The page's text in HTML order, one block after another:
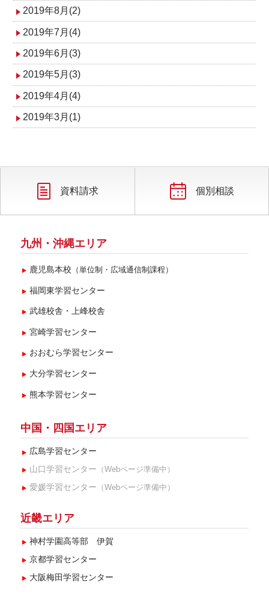
2019年8月(2)
2019年7月(4)
2019年6月(3)
2019年5月(3)
2019年4月(4)
2019年3月(1)
資料請求 個別相談
九州・沖縄エリア
鹿児島本校 （単位制・広域通信制課程）
福岡東学習センター
武雄校舎・上峰校舎
宮崎学習センター
おおむら学習センター
大分学習センター
熊本学習センター
中国・四国エリア
広島学習センター
山口学習センター （Webページ準備中）
愛媛学習センター （Webページ準備中）
近畿エリア
神村学園高等部 伊賀
京都学習センター
大阪梅田学習センター